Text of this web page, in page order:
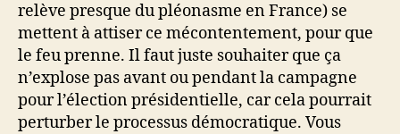
relève presque du pléonasme en France) se
mettent à attiser ce mécontentement, pour que
le feu prenne. Il faut juste souhaiter que ça
n’explose pas avant ou pendant la campagne
pour l’élection présidentielle, car cela pourrait
perturber le processus démocratique. Vous